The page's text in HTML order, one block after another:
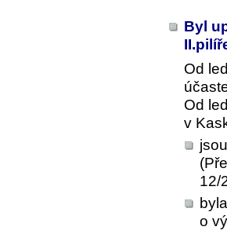
Byl
Od
Od
v
12/
o